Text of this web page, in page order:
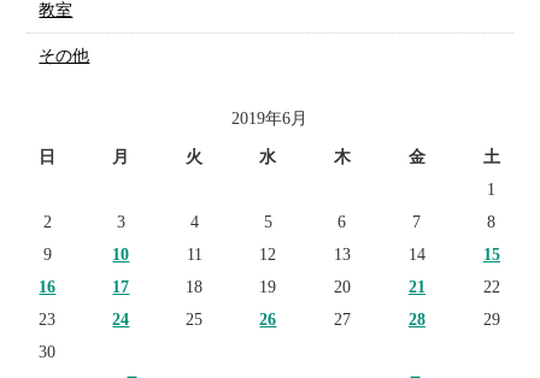
教室
その他
2019年6月
日 月 火 水 木 金 土
1
2
3 4 5 6 7
8
9
10 11 12 13 14
15
16
17 18 19 20 21
22
23
24 25 26 27 28
29
30